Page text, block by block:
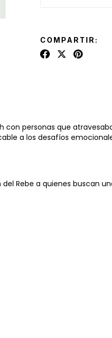
COMPARTIR:
con personas que
a los desafíos
Rebe a quienes buscan